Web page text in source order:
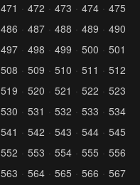
471 472 473 474
475
486 487 488 489
490
497 498 499 500
501
508 509 510 511
512
519 520 521 522
523
530 531 532 533
534
541 542 543 544
545
552 553 554 555
556
563 564 565 566
567